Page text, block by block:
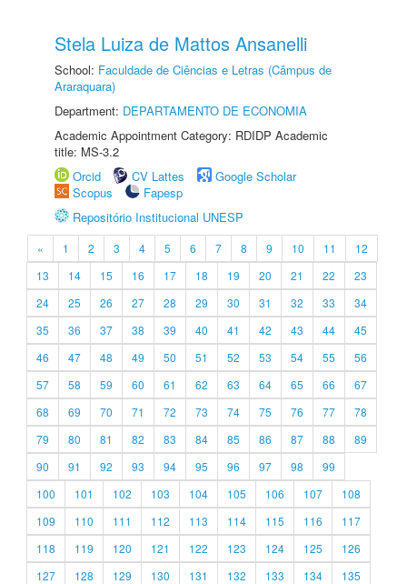
Stela Luiza de Mattos Ansanelli
School: Faculdade de Ciências e Letras (Câmpus de
Araraquara)
Department: DEPARTAMENTO DE ECONOMIA
Academic Appointment Category: RDIDP Academic
title: MS-3.2
Orcid
CV Lattes
Google Scholar
Scopus
Fapesp
Repositório Institucional UNESP
« 1 2 3 4 5 6 7 8 9 10 11
12
13
14 15 16 17 18 19 20 21 22
23
24
25 26 27 28 29 30 31 32 33
34
35
36 37 38 39 40 41 42 43 44
45
46
47 48 49 50 51 52 53 54 55
56
57
58 59 60 61 62 63 64 65 66
67
68
69 70 71 72 73 74 75 76 77
78
79
80 81 82 83 84 85 86 87 88
89
90
91 92 93 94 95 96 97 98
99
100
101 102 103 104 105 106 107
108
109
110 111 112 113 114 115 116
117
118
119 120 121 122 123 124 125
126
127
128 129 130 131 132 133 134
135